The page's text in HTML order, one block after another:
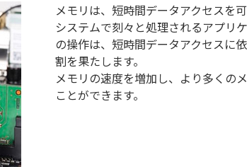
メモリは、短時間データアクセスを
システムで刻々と処理されるアプリ
の操作は、短時間データアクセスに
割を果たします。
メモリの速度を増加し、より多くの
ことができます。